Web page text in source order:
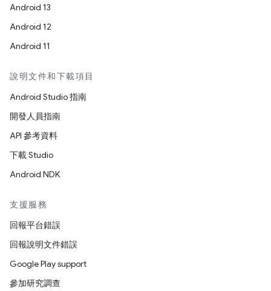
Android 13
Android 12
Android 11
說明文件和下載項目
Android Studio 指南
開發人員指南
API 參考資料
下載 Studio
Android NDK
支援服務
回報平台錯誤
回報說明文件錯誤
Google Play support
參加研究調查